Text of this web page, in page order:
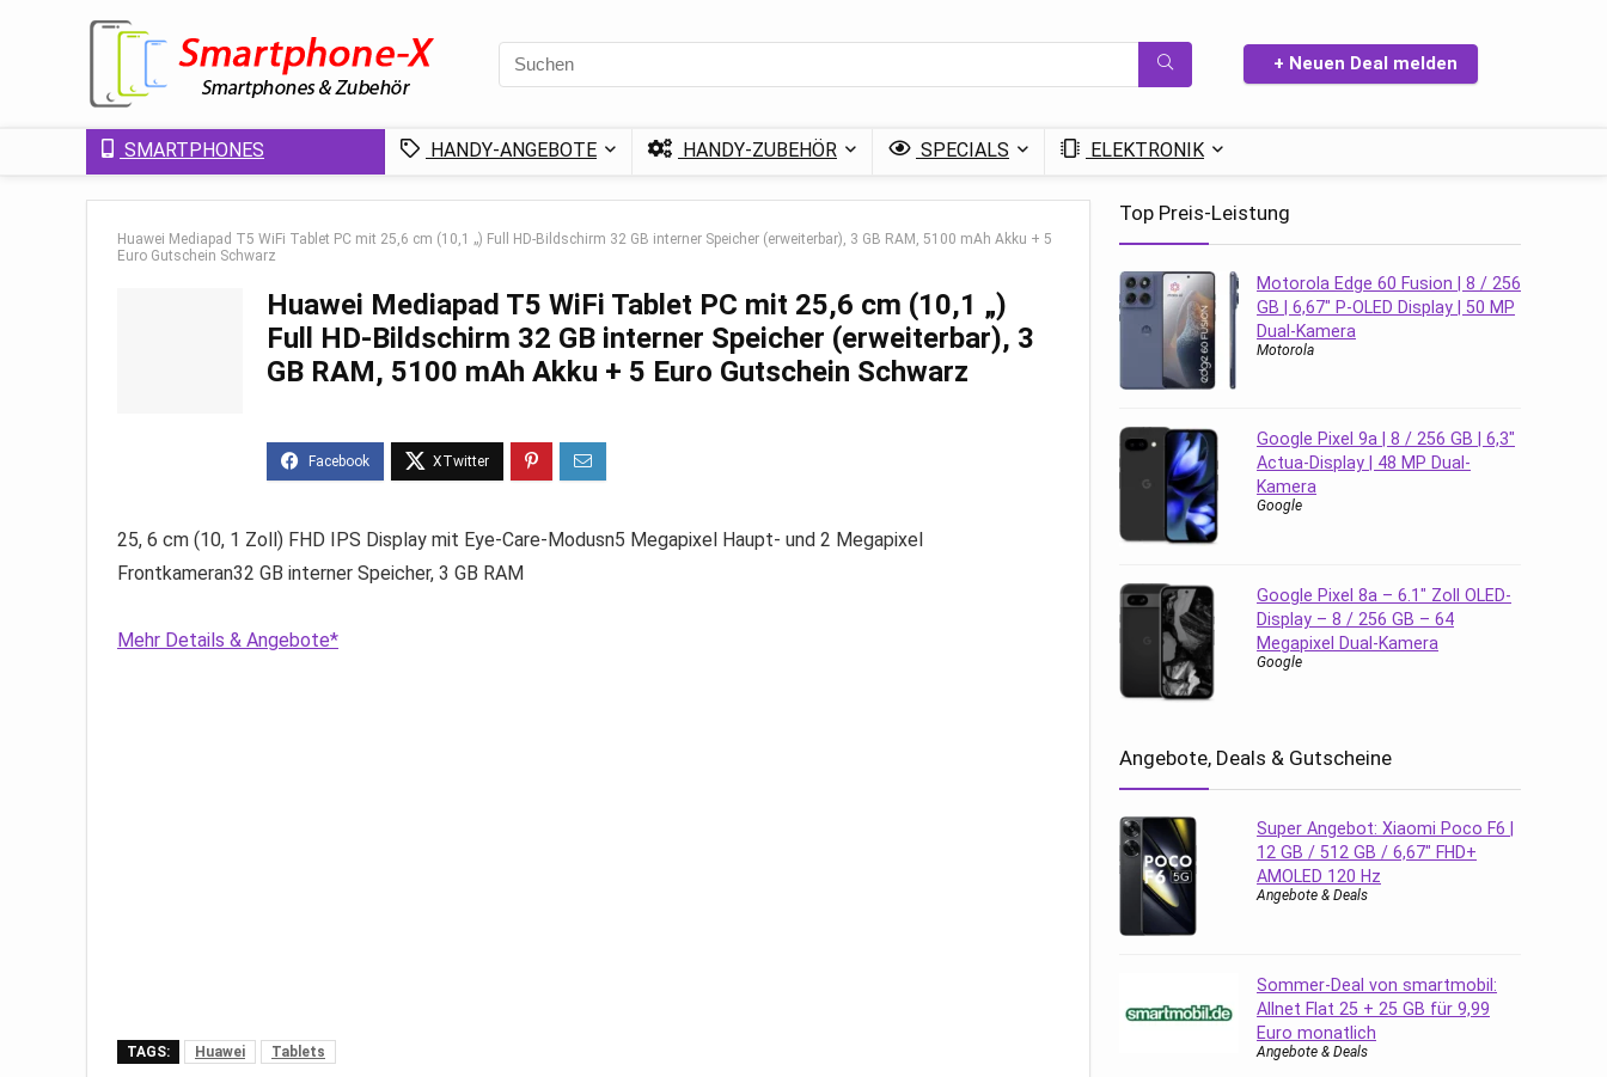
+ Neuen Deal melden
SMARTPHONES HANDY-ANGEBOTE HANDY-ZUBEHÖR SPECIALS ELEKTRONIK
Huawei Mediapad T5 WiFi Tablet PC mit 25,6 cm (10,1 „) Full HD-Bildschirm 32 GB interner Speicher (erweiterbar), 3 GB RAM, 5100 mAh Akku + 5
Euro Gutschein Schwarz
Huawei Mediapad T5 WiFi Tablet PC mit 25,6 cm (10,1 „)
Full HD-Bildschirm 32 GB interner Speicher (erweiterbar), 3
GB RAM, 5100 mAh Akku + 5 Euro Gutschein Schwarz
25, 6 cm (10, 1 Zoll) FHD IPS Display mit Eye-Care-Modusn5 Megapixel Haupt- und 2 Megapixel
Frontkameran32 GB interner Speicher, 3 GB RAM
Mehr Details & Angebote*
TAGS: Huawei Tablets
Top Preis-Leistung
Motorola Edge 60 Fusion | 8 / 256
GB | 6,67″ P-OLED Display | 50 MP
Dual-Kamera
Motorola
Google Pixel 9a | 8 / 256 GB | 6,3″
Actua-Display | 48 MP Dual-
Kamera
Google
Google Pixel 8a – 6.1″ Zoll OLED-
Display – 8 / 256 GB – 64
Megapixel Dual-Kamera
Google
Angebote, Deals & Gutscheine
Super Angebot: Xiaomi Poco F6 |
12 GB / 512 GB / 6,67″ FHD+
AMOLED 120 Hz
Angebote & Deals
Sommer-Deal von smartmobil:
Allnet Flat 25 + 25 GB für 9,99
Euro monatlich
Angebote & Deals